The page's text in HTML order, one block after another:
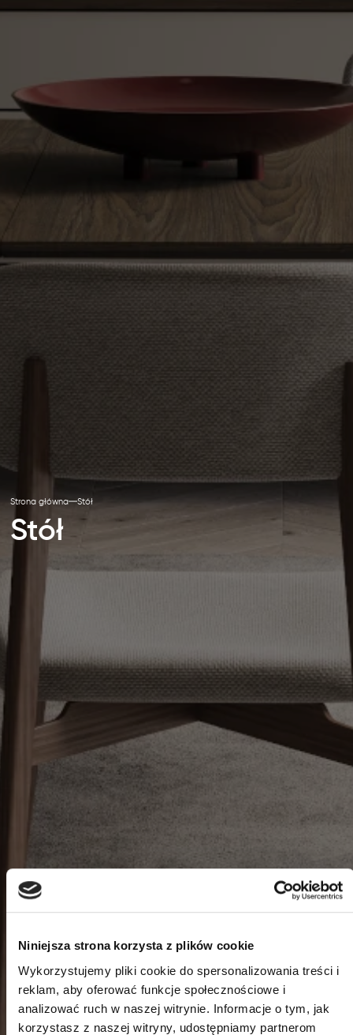
Niniejsza strona korzysta z plików cookie
Wykorzystujemy pliki cookie do spersonalizowania treści i
reklam, aby oferować funkcje społecznościowe i
analizować ruch w naszej witrynie. Informacje o tym, jak
korzystasz z naszej witryny, udostępniamy partnerom
Strona główna Stół
Stół